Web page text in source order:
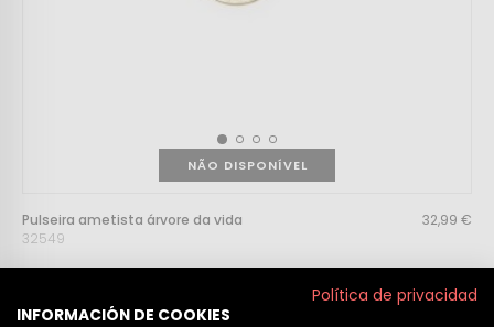
NÃO DISPONÍVEL
Pulseira ametista árvore da vida
32549
32,99 €
Política de privacidad
INFORMACIÓN DE COOKIES